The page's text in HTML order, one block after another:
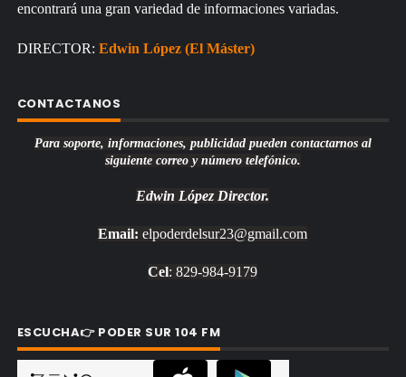
encontrará una gran variedad de informaciones variadas.
DIRECTOR: Edwin López (El Máster)
CONTACTANOS
Para soporte, informaciones, publicidad pueden contactarnos al
siguiente correo y número telefónico.
Edwin López Director.
Email: elpoderdelsur23@gmail.com
Cel: 829-984-9179
ESCUCHA👉 PODER SUR 104 FM